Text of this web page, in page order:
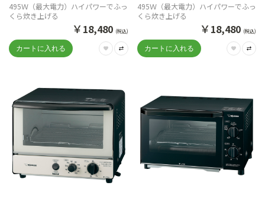
495Ｗ（最大電力）ハイパワーでふっ
くら炊き上げる
￥18,480 (税込)
495Ｗ（最大電力）ハイパワーでふっ
くら炊き上げる
￥18,480 (税込)